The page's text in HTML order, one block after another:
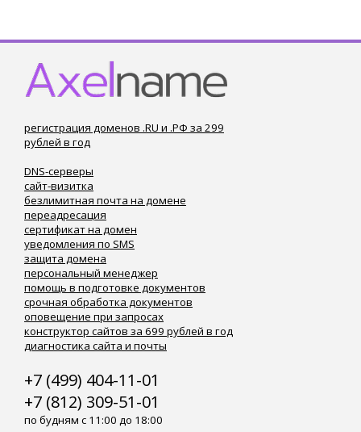
регистрация доменов .RU и .РФ за 299
рублей в год
DNS-серверы
сайт-визитка
безлимитная почта на домене
переадресация
сертификат на домен
уведомления по SMS
защита домена
персональный менеджер
помощь в подготовке документов
срочная обработка документов
оповещение при запросах
конструктор сайтов за 699 рублей в год
диагностика сайта и почты
+7 (499) 404-11-01
+7 (812) 309-51-01
по будням с 11:00 до 18:00